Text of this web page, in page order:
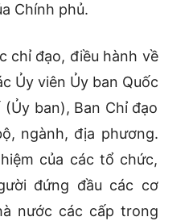
Chính phủ.
chỉ đạo, điều hành về
Ủy viên Ủy ban Quốc
ban), Ban Chỉ đạo
ngành, địa phương.
của các tổ chức,
đứng đầu các cơ
nước các cấp trong